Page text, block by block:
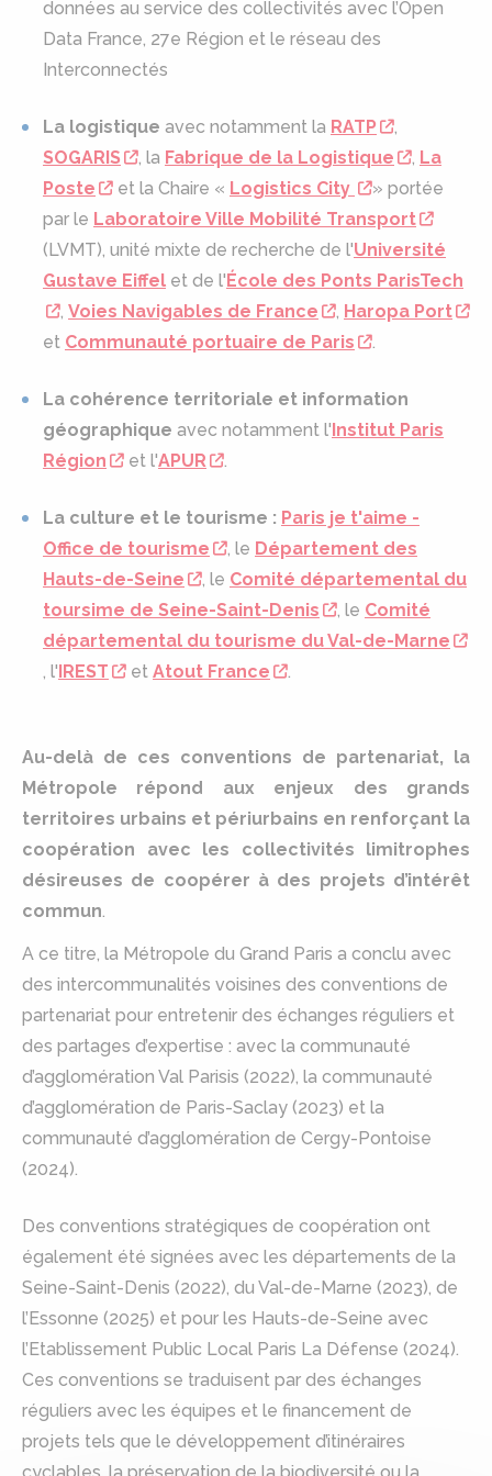
données au service des collectivités avec l’Open
Data France, 27e Région et le réseau des
Interconnectés
La logistique avec notamment la RATP
,
SOGARIS
, la Fabrique de la Logistique , La
Poste
et la Chaire « Logistics City
» portée
par le Laboratoire Ville Mobilité Transport
(LVMT), unité mixte de recherche de l'Université
Gustave Eiffel et de l'École des Ponts ParisTech
, Voies Navigables de France , Haropa Port
et Communauté portuaire de Paris .
La cohérence territoriale et information
géographique avec notamment l'Institut Paris
Région
et l'APUR .
La culture et le tourisme : Paris je t'aime -
Office de tourisme
, le Département des
Hauts-de-Seine
, le Comité départemental du
toursime de Seine-Saint-Denis
, le Comité
départemental du tourisme du Val-de-Marne
, l'IREST et Atout France .
Au-delà de ces conventions de partenariat, la
Métropole répond aux enjeux des grands
territoires urbains et périurbains en renforçant la
coopération avec les collectivités limitrophes
désireuses de coopérer à des projets d’intérêt
commun.
A ce titre, la Métropole du Grand Paris a conclu avec
des intercommunalités voisines des conventions de
partenariat pour entretenir des échanges réguliers et
des partages d’expertise : avec la communauté
d’agglomération Val Parisis (2022), la communauté
d’agglomération de Paris-Saclay (2023) et la
communauté d’agglomération de Cergy-Pontoise
(2024).
Des conventions stratégiques de coopération ont
également été signées avec les départements de la
Seine-Saint-Denis (2022), du Val-de-Marne (2023), de
l’Essonne (2025) et pour les Hauts-de-Seine avec
l’Etablissement Public Local Paris La Défense (2024).
Ces conventions se traduisent par des échanges
réguliers avec les équipes et le financement de
projets tels que le développement d’itinéraires